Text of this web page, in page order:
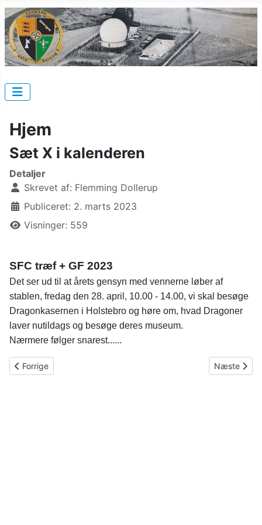
Hjem
Sæt X i kalenderen
Detaljer
Skrevet af: Flemming Dollerup
Publiceret: 2. marts 2023
Visninger: 559
SFC træf + GF 2023
Det ser ud til at årets gensyn med vennerne løber af
stablen, fredag den 28. april, 10.00 - 14.00, vi skal besøge
Dragonkasernen i Holstebro og høre om, hvad Dragoner
laver nutildags og besøge deres museum.
Nærmere følger snarest......
Forrige artikel: SFC Indkaldelse til generalforsamling og
Forrige Næste
Næste